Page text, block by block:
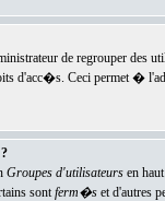
de regrouper des
d'acc�s. Ceci permet
Groupes d'utilisateursen haut
sontferm�set d'autres